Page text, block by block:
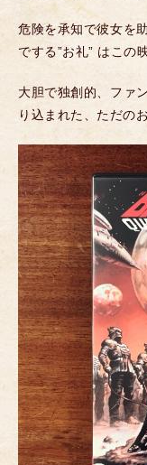
危険を承知で彼女を
でする”お礼” はこの
大胆で独創的、ファ
り込まれた、ただの